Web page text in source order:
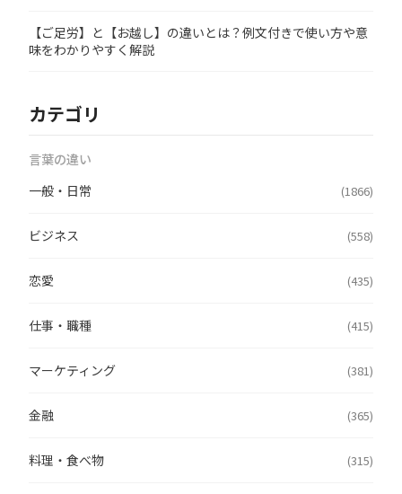
【ご足労】と【お越し】の違いとは？例文付きで使い方や意
味をわかりやすく解説
カテゴリ
言葉の違い
一般・日常
(1866)
ビジネス (558)
恋愛 (435)
仕事・職種 (415)
マーケティング (381)
金融 (365)
料理・食べ物 (315)